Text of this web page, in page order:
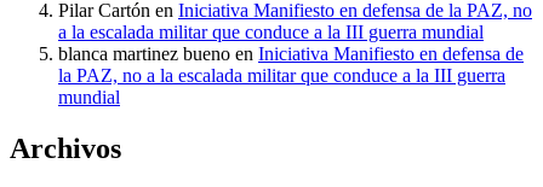
Pilar Cartón en Iniciativa Manifiesto en defensa de la PAZ, no
a la escalada militar que conduce a la III guerra mundial
blanca martinez bueno en Iniciativa Manifiesto en defensa de
la PAZ, no a la escalada militar que conduce a la III guerra
mundial
Archivos